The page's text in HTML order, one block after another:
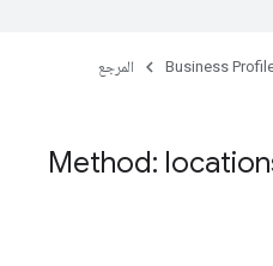
Business المرجع
Method: